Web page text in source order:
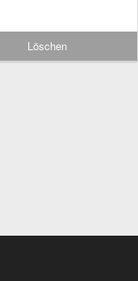
Löschen